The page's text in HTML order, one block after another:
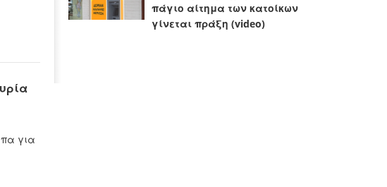
για
πάγιο αίτημα των κατοίκων
γίνεται πράξη (video)